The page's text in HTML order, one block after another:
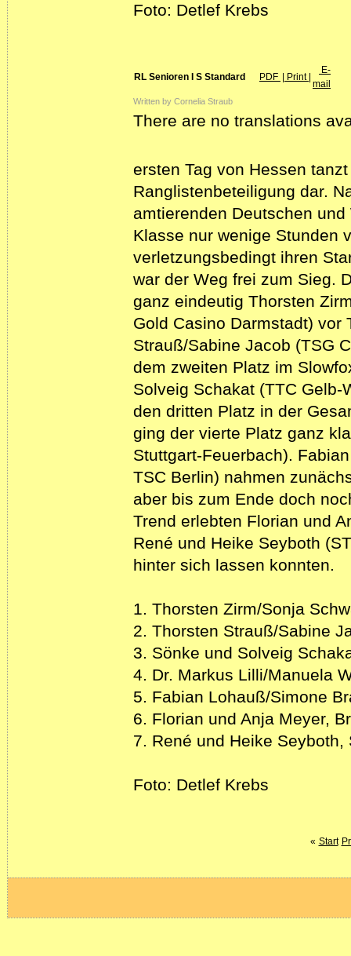
Foto: Detlef Krebs
RL Senioren I S Standard PDF | Print |
E-
mail
Written by Cornelia Straub
There are no translations
ersten Tag von Hessen
Ranglistenbeteiligung dar.
amtierenden Deutschen
Klasse nur wenige Stunden
verletzungsbedingt ihren
war der Weg frei zum Sieg.
ganz eindeutig Thorsten
Gold Casino Darmstadt) vor
Strauß/Sabine Jacob (TSG
dem zweiten Platz im
Solveig Schakat (TTC Gelb-
den dritten Platz in der
ging der vierte Platz ganz
Stuttgart-Feuerbach).
TSC Berlin) nahmen
aber bis zum Ende doch
Trend erlebten Florian und
René und Heike Seyboth
hinter sich lassen konnten.
1. Thorsten Zirm/Sonja
2. Thorsten Strauß/Sabine
3. Sönke und Solveig
4. Dr. Markus Lilli/Manuela
5. Fabian Lohauß/Simone
6. Florian und Anja Meyer,
7. René und Heike
Foto: Detlef Krebs
« Start